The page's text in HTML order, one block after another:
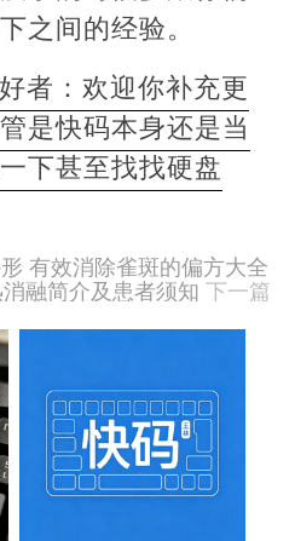
之间的经验。
者：欢迎你补充更
是快码本身还是当
下甚至找找硬盘
由
羊
喜
于
09-
布,
被
有效消除雀斑的偏方大全
融简介及患者须知 下一篇